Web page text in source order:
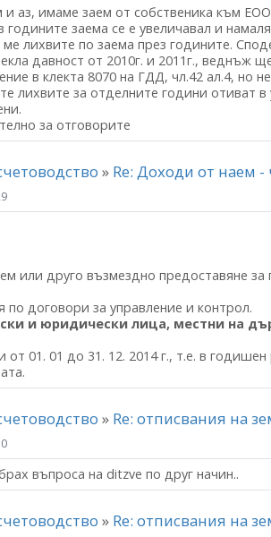
аз, имаме заем от собственика към
заема се е увеличавал и
ме лихвите по заема през годините.
давност от 2010г. и 2011г., веднъж
в клекта 8070 на ГДД, чл.42 ал.4, но
лихвите за отделните години отиват
за отговорите
» Re: Доходи от наем
друго възмездно предоставяне за
договори за управление и контрол.
и юридически лица, местни на
от 01. 01 до 31. 12. 2014 г., т.е. в
» Re: отписвания на
въпроса на ditzve по друг начин..
» Re: отписвания на